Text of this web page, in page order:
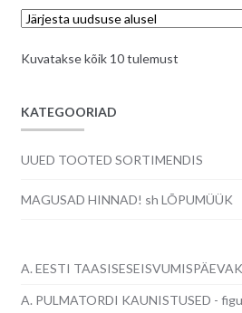
Kuvatakse kõik 10 tulemustSorditud
KATEGOORIAD
UUED TOOTED SORTIMENDIS
MAGUSAD HINNAD! sh LÕPUMÜÜK
A. EESTI
A. PULMATORDI KAUNISTUSED -